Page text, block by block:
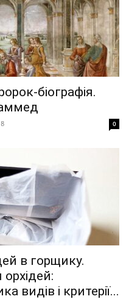
біографія.
0
в горщику.
видів і критерії...